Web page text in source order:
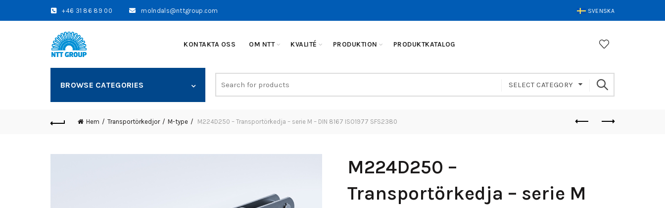
+46 31 86 89 00 molndals@nttgroup.com SVENSKA
KONTAKTA OSS OM NTT KVALITÉ PRODUKTION PRODUKTKATALOG
BROWSE CATEGORIES
for:
SELECT CATEGORY
Hem Transportörkedjor M-type M224D250 – Transportörkedja – serie M – DIN 8167 ISO1977 SFS2380
M224D250 –
Transportörkedja – serie M